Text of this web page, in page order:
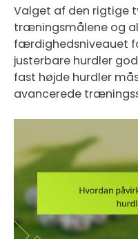
Valget af den rigtige
træningsmålene og
færdighedsniveauet
justerbare hurdler
fast højde hurdler
avancerede